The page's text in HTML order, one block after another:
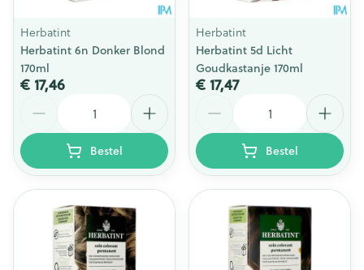
Herbatint
Herbatint 6n Donker Blond
170ml
€ 17,46
Bestel
Herbatint
Herbatint 5d Licht
Goudkastanje 170ml
€ 17,47
Bestel